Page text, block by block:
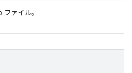
ァイル。